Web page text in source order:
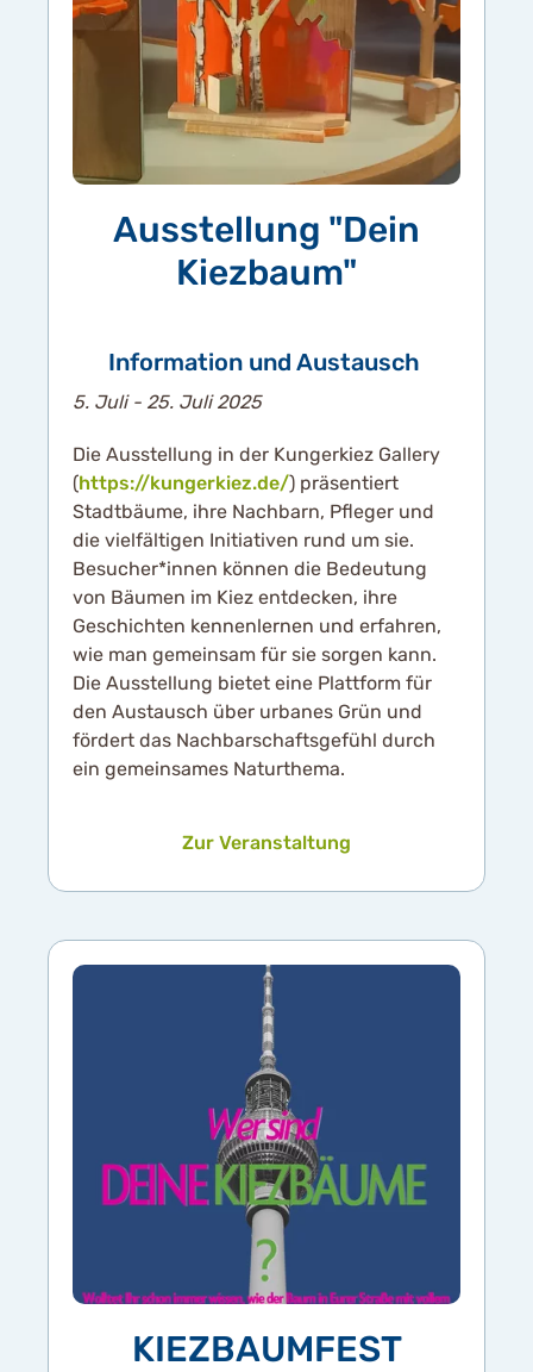
Ausstellung "Dein
Kiezbaum"
Information und Austausch
5. Juli - 25. Juli 2025
Die Ausstellung in der Kungerkiez Gallery
(https://kungerkiez.de/) präsentiert
Stadtbäume, ihre Nachbarn, Pfleger und
die vielfältigen Initiativen rund um sie.
Besucher*innen können die Bedeutung
von Bäumen im Kiez entdecken, ihre
Geschichten kennenlernen und erfahren,
wie man gemeinsam für sie sorgen kann.
Die Ausstellung bietet eine Plattform für
den Austausch über urbanes Grün und
fördert das Nachbarschaftsgefühl durch
ein gemeinsames Naturthema.
Zur Veranstaltung
KIEZBAUMFEST